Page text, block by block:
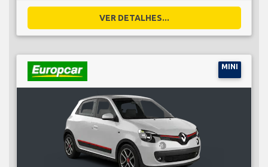
VER DETALHES...
MINI